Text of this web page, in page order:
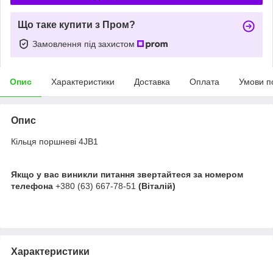
Що таке купити з Пром?
Замовлення під захистом
Опис Характеристики Доставка Оплата Умови
Опис
Кільця поршневі 4JB1
Якщо у вас виникли питання звертайтеся за номером
телефона +380 (63) 667-78-51 (Віталій)
Характеристики